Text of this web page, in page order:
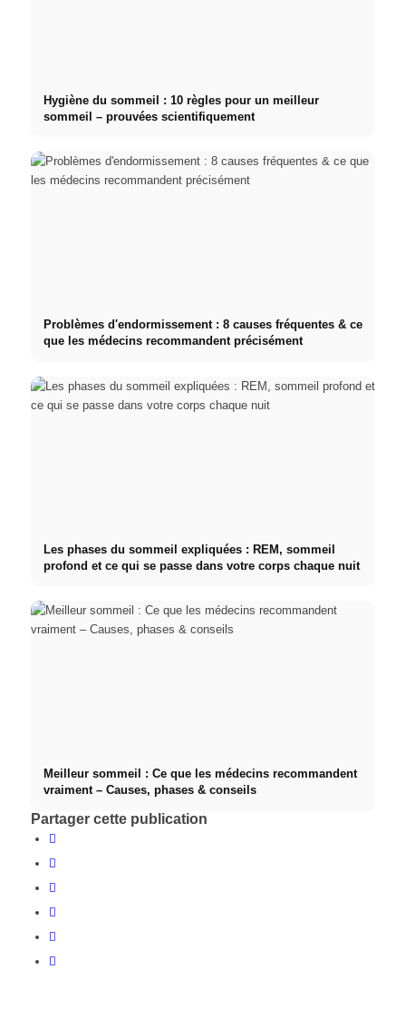
Hygiène du sommeil : 10 règles pour un meilleur
sommeil – prouvées scientifiquement
Problèmes d'endormissement : 8 causes fréquentes & ce
que les médecins recommandent précisément
Les phases du sommeil expliquées : REM, sommeil
profond et ce qui se passe dans votre corps chaque nuit
Meilleur sommeil : Ce que les médecins recommandent
vraiment – Causes, phases & conseils
Partager cette publication